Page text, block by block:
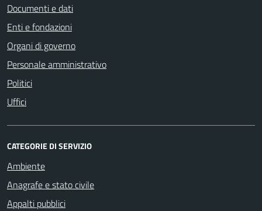
Documenti e dati
Enti e fondazioni
Organi di governo
Personale amministrativo
Politici
Uffici
CATEGORIE DI SERVIZIO
Ambiente
Anagrafe e stato civile
Appalti pubblici